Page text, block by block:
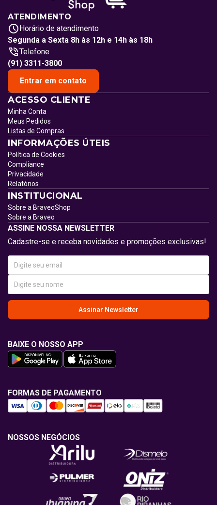
ATENDIMENTO
Horário de atendimento
Segunda a Sexta 8h às 12h e 14h às 18h
Telefone
(91) 3311-3800
Entrar em contato
ACESSO CLIENTE
Minha Conta
Meus Pedidos
Listas de Compras
INFORMAÇÕES ÚTEIS
Política de Cookies
Compliance
Privacidade
Relatórios
INSTITUCIONAL
Sobre a BraveoShop
Sobre a Braveo
ASSINE NOSSA NEWSLETTER
Cadastre-se e receba novidades e promoções exclusivas!
Assinar Newsletter
BAIXE O NOSSO APP
FORMAS DE PAGAMENTO
NOSSOS NEGÓCIOS